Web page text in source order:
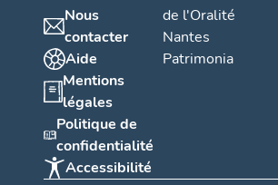
Nous
contacter
Aide
Mentions
légales
Politique de
confidentialité
Accessibilité
de l'Oralité
Nantes
Patrimonia